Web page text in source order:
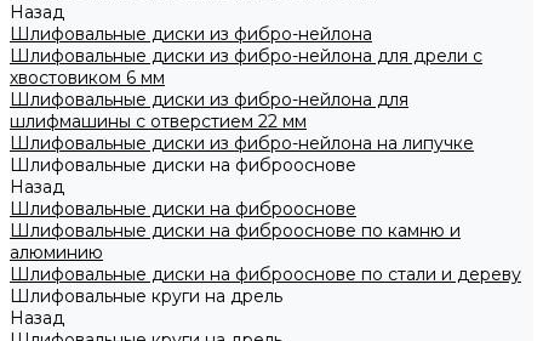
Назад
Шлифовальные диски из фибро-нейлона
Шлифовальные диски из фибро-нейлона для дрели с
хвостовиком 6 мм
Шлифовальные диски из фибро-нейлона для
шлифмашины с отверстием 22 мм
Шлифовальные диски из фибро-нейлона на липучке
Шлифовальные диски на фиброоснове
Назад
Шлифовальные диски на фиброоснове
Шлифовальные диски на фиброоснове по камню и
алюминию
Шлифовальные диски на фиброоснове по стали и дереву
Шлифовальные круги на дрель
Назад